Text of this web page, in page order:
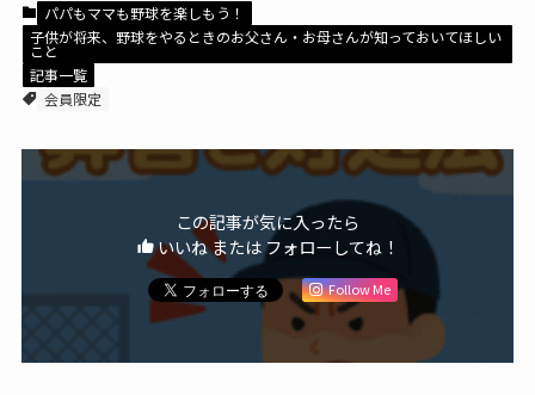
パパもママも野球を楽しもう！
子供が将来、野球をやるときのお父さん・お母さんが知っておいてほしい
こと
記事一覧
会員限定
この記事が気に入ったら
いいね または フォローしてね！
Follow Me